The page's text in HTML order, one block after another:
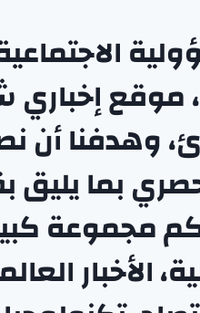
، موقع
وهدفنا أن
بما يليق
مجموعة
الأخبار